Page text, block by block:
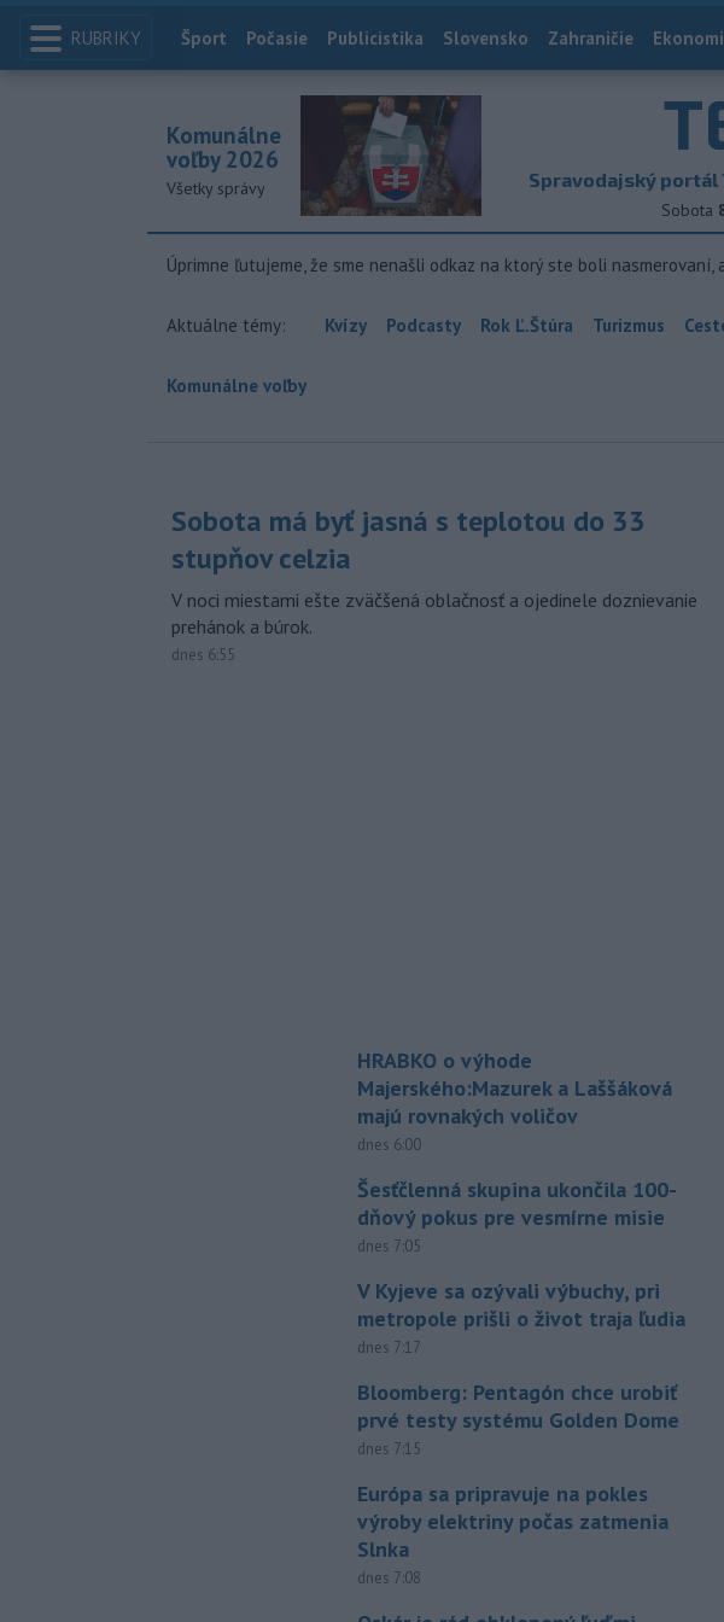
RUBRIKY Index
Šport Počasie Publicistika Slovensko Zahraničie
Spravodajský
Sobota
Komunálne
voľby 2026
Všetky správy
Úprimne ľutujeme, že sme nenašli odkaz na ktorý ste boli
Aktuálne témy: Kvízy Podcasty Rok Ľ.Štúra Turizmus
Komunálne voľby
Sobota má byť jasná s teplotou do 33
stupňov celzia
V noci miestami ešte zväčšená oblačnosť a ojedinele doznievanie
prehánok a búrok.
dnes 6:55
HRABKO o výhode
Majerského:Mazurek a Laššáková
majú rovnakých voličov
dnes 6:00
Šesťčlenná skupina ukončila 100-
dňový pokus pre vesmírne misie
dnes 7:05
V Kyjeve sa ozývali výbuchy, pri
metropole prišli o život traja ľudia
dnes 7:17
Bloomberg: Pentagón chce urobiť
prvé testy systému Golden Dome
dnes 7:15
Európa sa pripravuje na pokles
výroby elektriny počas zatmenia
Slnka
dnes 7:08